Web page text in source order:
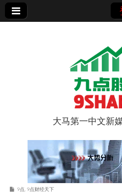
9点股票
大马第一中文新
9点 9点财经天下